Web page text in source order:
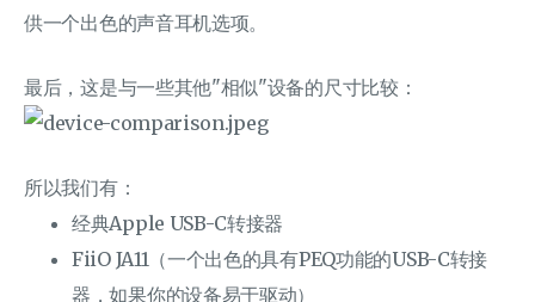
供一个出色的声音耳机选项。
最后，这是与一些其他"相似"设备的尺寸比较：
所以我们有：
经典Apple USB-C转接器
FiiO JA11（一个出色的具有PEQ功能的USB-C转接
器，如果你的设备易于驱动）